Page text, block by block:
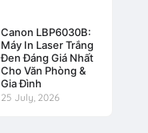
Canon LBP6030B:
Máy In Laser Trắng
Đen Đáng Giá Nhất
Cho Văn Phòng &
Gia Đình
25 July, 2026